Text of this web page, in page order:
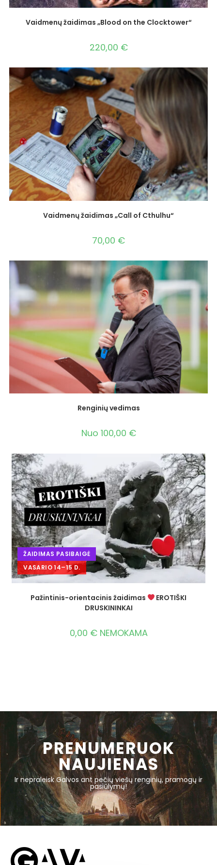
Vaidmenų žaidimas „Blood on the Clocktower“
220,00 €
Vaidmenų žaidimas „Call of Cthulhu“
70,00 €
Renginių vedimas
Nuo 100,00 €
ŽAIDIMAS PASIBAIGĖ
VASARIO 14–15 D.
Pažintinis-orientacinis žaidimas
EROTIŠKI
DRUSKININKAI
0,00 € NEMOKAMA
PRENUMERUOK
NAUJIENAS
Ir nepraleisk Galvos ant pečių viešų renginių, pramogų ir
pasiūlymų!